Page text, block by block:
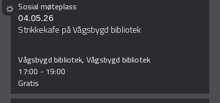
Sosial møteplass
04.05.26
Strikkekafe på Vågsbygd bibliotek
Vågsbygd bibliotek, Vågsbygd bibliotek
17:00 - 19:00
Gratis